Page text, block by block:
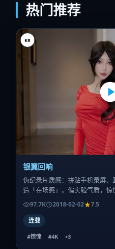
热门推荐
KR
银翼回响
伪纪录片质感：拼贴手机录屏
造「在场感」。偏实验气质，
97.7K 2018-02-02
7.5
连载
#惊悚 #4K +3